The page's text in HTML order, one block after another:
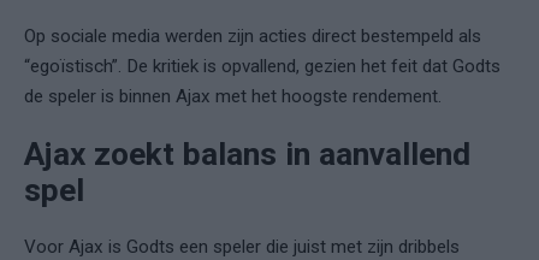
Op sociale media werden zijn acties direct bestempeld als
“egoïstisch”. De kritiek is opvallend, gezien het feit dat Godts
de speler is binnen Ajax met het hoogste rendement.
Ajax zoekt balans in aanvallend
spel
Voor Ajax is Godts een speler die juist met zijn dribbels